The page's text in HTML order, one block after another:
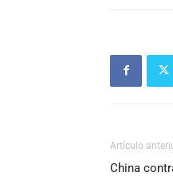
Artículo
China